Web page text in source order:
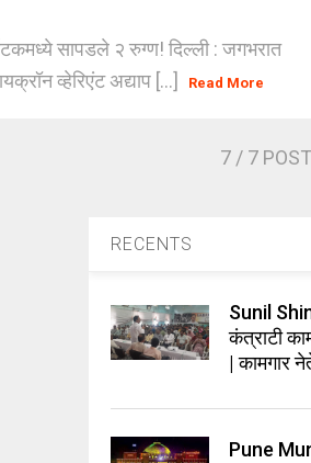
सापडले २ रुग्ण! दिल्ली : जगभरात
व्हेरिएंट अद्याप [...]
Read More
7 / 7
RECENTS
Sunil
कंत्राटी
| कामगार
Pune